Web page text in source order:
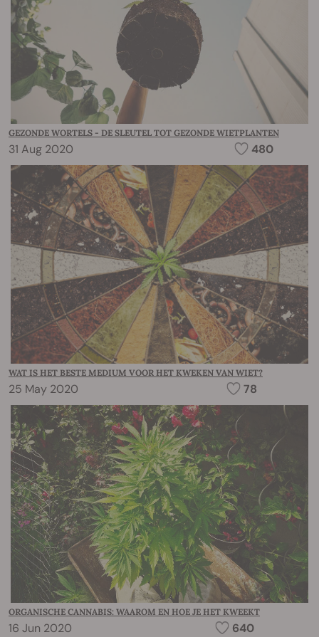
GEZONDE WORTELS - DE SLEUTEL TOT GEZONDE WIETPLANTEN
31 Aug 2020 480
WAT IS HET BESTE MEDIUM VOOR HET KWEKEN VAN WIET?
25 May 2020 78
ORGANISCHE CANNABIS: WAAROM EN HOE JE HET KWEEKT
16 Jun 2020 640